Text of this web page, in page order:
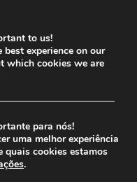
to us!
experience on our
which cookies we are
para nós!
uma melhor experiência
quais cookies estamos
.